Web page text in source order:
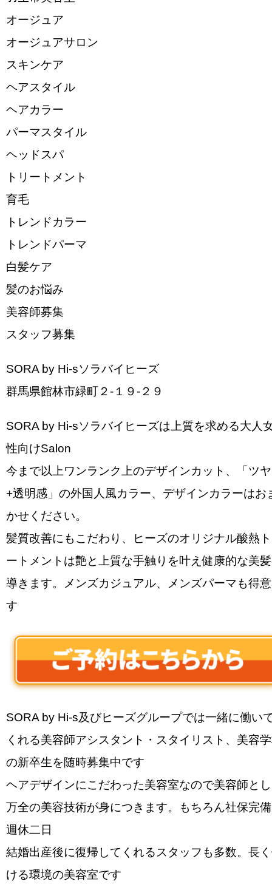
オージュア
オージュアサロン
スキンケア
ヘアスタイル
ヘアカラー
パーマスタイル
ヘッドスパ
トリートメント
育毛
トレンドカラー
トレンドパーマ
白髪ケア
髪のお悩み
美容師募集
スタッフ募集
SORA by Hi-sソラバイヒーズ
群馬県館林市緑町２-１９-２９
SORA by Hi-sソラバイヒーズは上質を求める大人
性向けSalon
今まで以上ワンランク上のデザインカット、「ツヤ
+透明感」の外国人風カラー、デザインカラーはお
かせください。
髪質改善にもこだわり、ヒーズのオリジナル酸熱
ートメントは艶と上質な手触りを叶え健康的な美
導きます。メンズカジュアル、メンズパーマも得
す
SORA by Hi-s及びヒーズグループでは一緒に働い
くれる美容師アシスタント・スタイリスト、美容
の新卒生を随時募集中です
ヘアデザインにこだわった美容室なので美容師と
万全の美容技術が身につきます。もちろん社保完
週休二日
結婚出産後に復帰してくれるスタッフも多数。長
ける環境の美容室です